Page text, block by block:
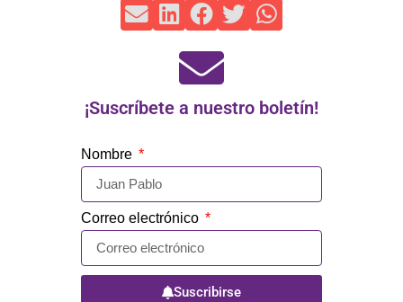
¡Suscríbete a nuestro boletín!
Nombre
Correo electrónico
Suscribirse